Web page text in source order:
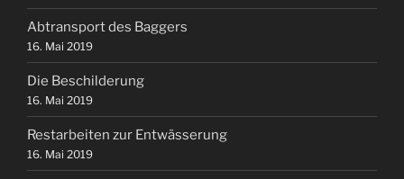
Abtransport des Baggers
16. Mai 2019
Die Beschilderung
16. Mai 2019
Restarbeiten zur Entwässerung
16. Mai 2019